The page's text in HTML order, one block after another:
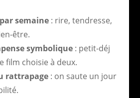
semaine: rire, tendresse,
être.
symbolique: petit-déj
film choisie à deux.
rattrapage: on saute un jour